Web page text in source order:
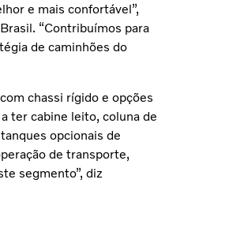
e mais confortável”,
“Contribuímos para
de caminhões do
chassi rígido e opções
ter cabine leito, coluna de
opcionais de
de transporte,
segmento”, diz